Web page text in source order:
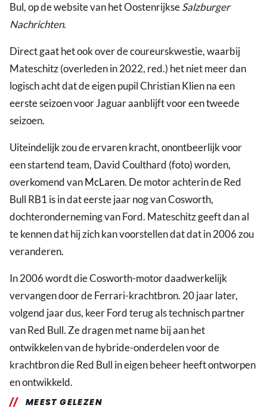
Bul, op de website van het OostenrijkseSalzburger
Nachrichten.
Direct gaat het ook over de coureurskwestie, waarbij
Mateschitz (overleden in 2022, red.) het niet meer dan
logisch acht dat de eigen pupil Christian Klien na een
eerste seizoen voor Jaguar aanblijft voor een tweede
seizoen.
Uiteindelijk zou de ervaren kracht, onontbeerlijk voor
een startend team, David Coulthard (foto) worden,
overkomend vanMcLaren. De motor achterin de Red
Bull RB1 is in dat eerste jaar nog van Cosworth,
dochteronderneming van Ford. Mateschitz geeft dan al
te kennen dat hij zich kan voorstellen dat dat in 2006 zou
veranderen.
In 2006 wordt die Cosworth-motor daadwerkelijk
vervangen door de Ferrari-krachtbron. 20 jaar later,
volgend jaar dus, keer Ford terug als technisch partner
van Red Bull. Ze dragen met name bij aan het
ontwikkelen van de hybride-onderdelen voor de
krachtbron die Red Bull in eigen beheer heeft ontworpen
en ontwikkeld.
MEEST GELEZEN